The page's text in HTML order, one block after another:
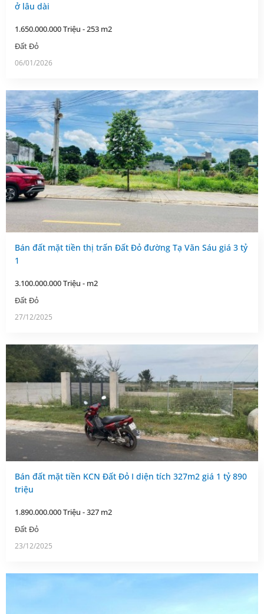
ở lâu dài
1.650.000.000 Triệu - 253 m2
Đất Đỏ
06/01/2026
Bán đất mặt tiền thị trấn Đất Đỏ đường Tạ Văn Sáu giá 3 tỷ
1
3.100.000.000 Triệu - m2
Đất Đỏ
27/12/2025
Bán đất mặt tiền KCN Đất Đỏ I diện tích 327m2 giá 1 tỷ 890
triệu
1.890.000.000 Triệu - 327 m2
Đất Đỏ
23/12/2025